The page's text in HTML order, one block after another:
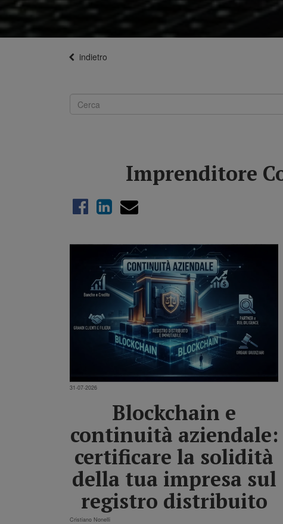
indietro
Imprenditore
31-07-2026
Blockchain e
continuità aziendale:
certificare la solidità
della tua impresa sul
registro distribuito
Cristiano Nonelli